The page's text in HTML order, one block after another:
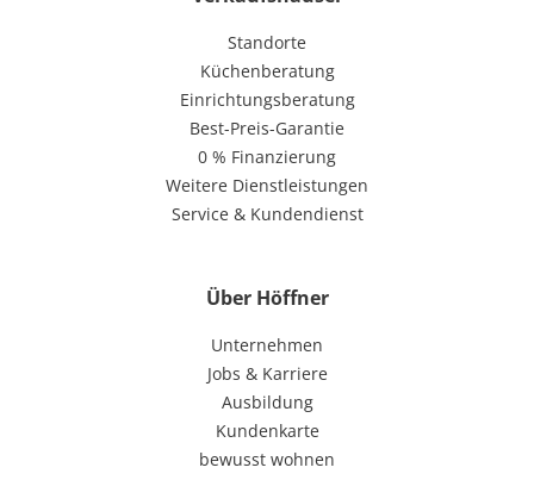
Standorte
Küchenberatung
Einrichtungsberatung
Best-Preis-Garantie
0 % Finanzierung
Weitere Dienstleistungen
Service & Kundendienst
Über Höffner
Unternehmen
Jobs & Karriere
Ausbildung
Kundenkarte
bewusst wohnen